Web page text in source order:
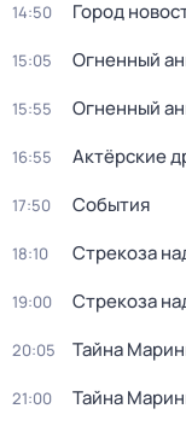
14:50 Город
15:05 Огненный
15:55 Огненный
16:55 Актёрские
17:50 События
18:10 Стрекоза
19:00 Стрекоза
20:05 Тайна
21:00 Тайна